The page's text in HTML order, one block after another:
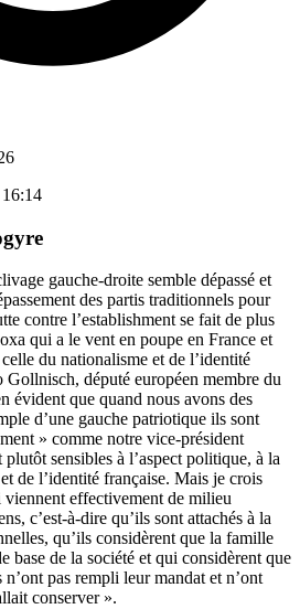
gauche-droite semble dépassé et
des partis traditionnels pour
contre l’establishment se fait de plus
qui a le vent en poupe en France et
du nationalisme et de l’identité
député européen membre du
évident que quand nous avons des
d’une gauche patriotique ils sont
» comme notre vice-président
sensibles à l’aspect politique, à la
de l’identité française. Mais je crois
viennent effectivement de milieu
c’est-à-dire qu’ils sont attachés à la
qu’ils considèrent que la famille
base de la société et qui considèrent que
pas rempli leur mandat et n’ont
conserver ».